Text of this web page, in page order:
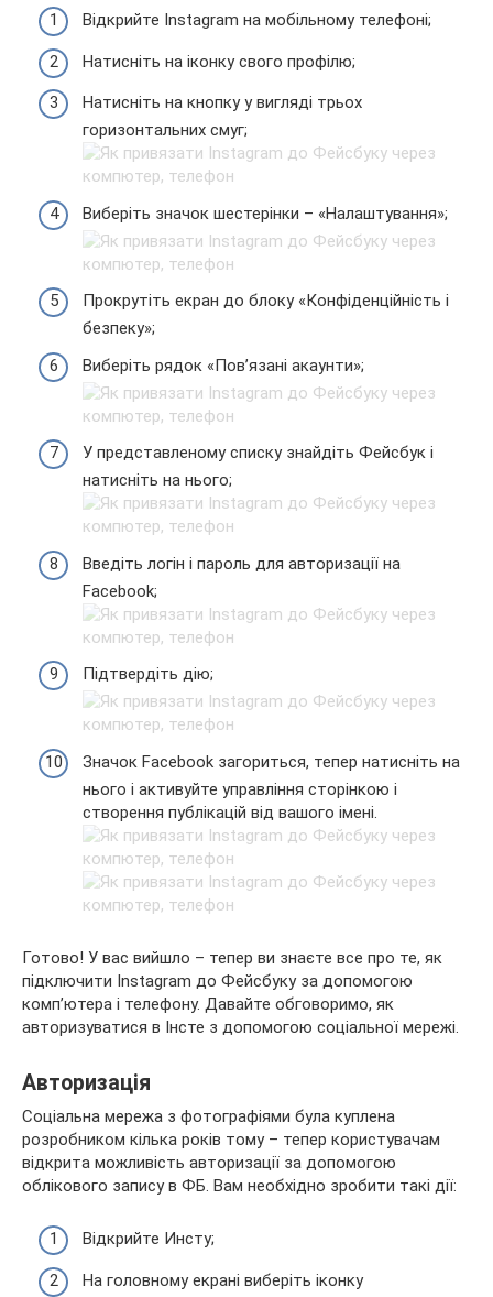
Відкрийте Instagram на мобільному телефоні;
Натисніть на іконку свого профілю;
Натисніть на кнопку у вигляді трьох
горизонтальних смуг;
Виберіть значок шестерінки – «Налаштування»;
Прокрутіть екран до блоку «Конфіденційність і
безпеку»;
Виберіть рядок «Пов’язані акаунти»;
У представленому списку знайдіть Фейсбук і
натисніть на нього;
Введіть логін і пароль для авторизації на
Facebook;
Підтвердіть дію;
Значок Facebook загориться, тепер натисніть на
нього і активуйте управління сторінкою і
створення публікацій від вашого імені.
Готово! У вас вийшло – тепер ви знаєте все про те, як
підключити Instagram до Фейсбуку за допомогою
комп’ютера і телефону. Давайте обговоримо, як
авторизуватися в Інсте з допомогою соціальної мережі.
Авторизація
Соціальна мережа з фотографіями була куплена
розробником кілька років тому – тепер користувачам
відкрита можливість авторизації за допомогою
облікового запису в ФБ. Вам необхідно зробити такі дії:
Відкрийте Инсту;
На головному екрані виберіть іконку